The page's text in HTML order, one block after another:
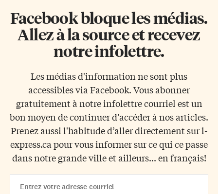
Facebook bloque les médias.
Allez à la source et recevez
notre infolettre.
Les médias d'information ne sont plus
accessibles via Facebook. Vous abonner
gratuitement à notre infolettre courriel est un
bon moyen de continuer d’accéder à nos articles.
Prenez aussi l'habitude d’aller directement sur l-
express.ca pour vous informer sur ce qui ce passe
dans notre grande ville et ailleurs... en français!
Address